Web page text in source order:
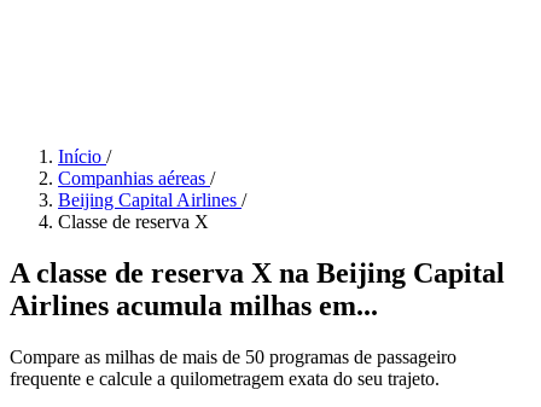
Início /
Companhias aéreas /
Beijing Capital Airlines /
Classe de reserva X
A classe de reserva X na Beijing Capital
Airlines acumula milhas em...
Compare as milhas de mais de 50 programas de passageiro
frequente e calcule a quilometragem exata do seu trajeto.